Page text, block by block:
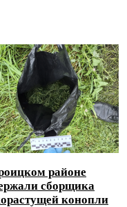
районе
сборщика
конопли